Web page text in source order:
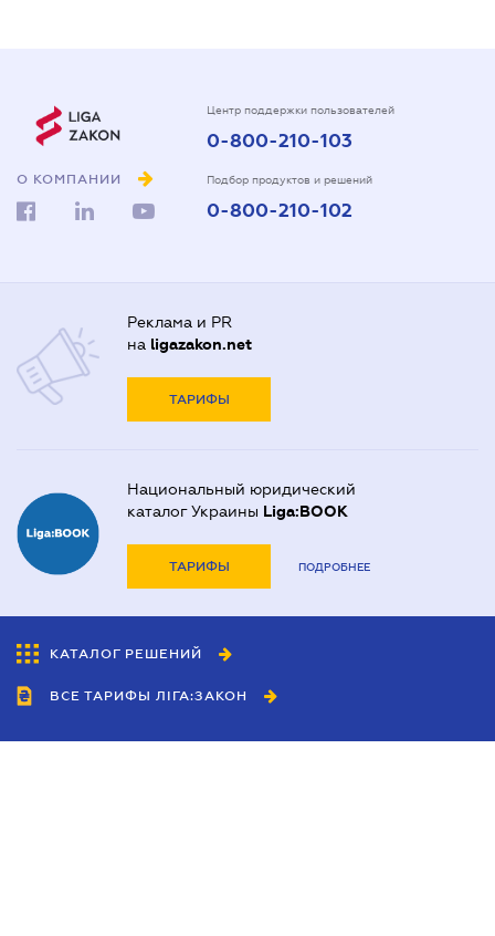
О КОМПАНИИ
Центр поддержки пользователей
0-800-210-103
Подбор продуктов и решений
0-800-210-102
Реклама и PR
на ligazakon.net
ТАРИФЫ
Национальный юридический
каталог Украины Liga:BOOK
ТАРИФЫ ПОДРОБНЕЕ
КАТАЛОГ РЕШЕНИЙ
ВСЕ ТАРИФЫ ЛІГА:ЗАКОН